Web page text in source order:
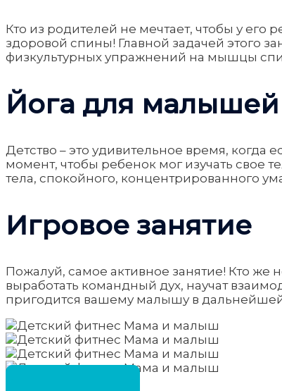
Кто из родителей не мечтает, чтобы у его
здоровой спины! Главной задачей этого
физкультурных упражнений на мышцы
Йога для малышей
Детство – это удивительное время, когда
момент, чтобы ребенок мог изучать свое
тела, спокойного, концентрированного
Игровое занятие
Пожалуй, самое активное занятие! Кто
выработать командный дух, научат
пригодится вашему малышу в